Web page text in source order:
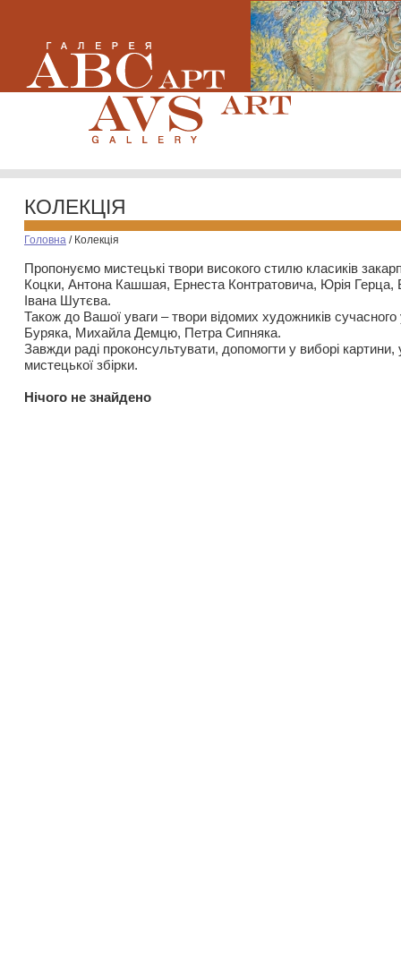
КОЛЕКЦІЯ
Головна / Колекція
Пропонуємо мистецькі твори високого стилю класиків
Коцки, Антона Кашшая, Ернеста Контратовича, Юрія
Івана Шутєва.
Також до Вашої уваги – твори відомих художників
Буряка, Михайла Демцю, Петра Сипняка.
Завжди раді проконсультувати, допомогти у виборі картини,
мистецької збірки.
Нiчого не знайдено